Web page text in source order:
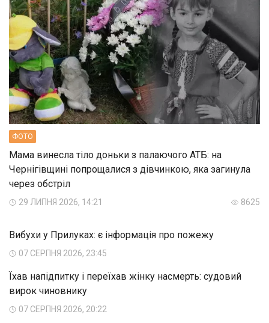
ФОТО
Мама винесла тіло доньки з палаючого АТБ: на
Чернігівщині попрощалися з дівчинкою, яка загинула
через обстріл
29 ЛИПНЯ 2026, 14:21 8625
Вибухи у Прилуках: є інформація про пожежу
07 СЕРПНЯ 2026, 23:45
Їхав напідпитку і переїхав жінку насмерть: судовий
вирок чиновнику
07 СЕРПНЯ 2026, 20:22